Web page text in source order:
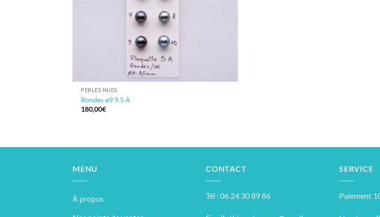
PERLES NUES
Rondes ø9 9.5 A
180,00€
MENU
À propos
CONTACT
Tél : 06 24 30 89 86
SERVICE
Paiement